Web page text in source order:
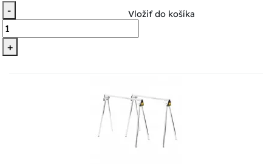
-
+
Vložiť do košíka